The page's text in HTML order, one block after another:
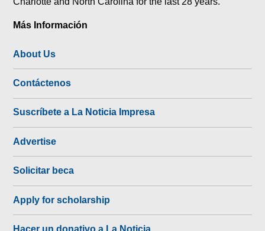
Más Información
About Us
Contáctenos
Suscríbete a La Noticia Impresa
Advertise
Solicitar beca
Apply for scholarship
Hacer un donativo a La Noticia